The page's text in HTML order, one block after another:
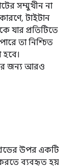
সম্মুখীন না
টাইটান
যার প্রতিটিতে
তা নিশ্চিত
জন্য আরও
উপর একটি
করতে ব্যবহৃত হয়